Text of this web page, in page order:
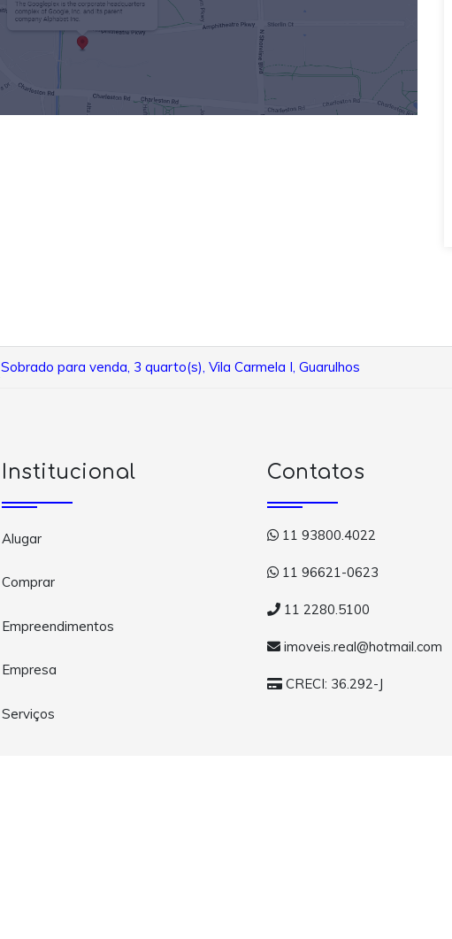
Sobrado para venda, 3 quarto(s), Vila Carmela I, Guarulhos
Institucional
Alugar
Comprar
Empreendimentos
Empresa
Serviços
Contatos
11 93800.4022
11 96621-0623
11 2280.5100
imoveis.real@hotmail.com
CRECI: 36.292-J